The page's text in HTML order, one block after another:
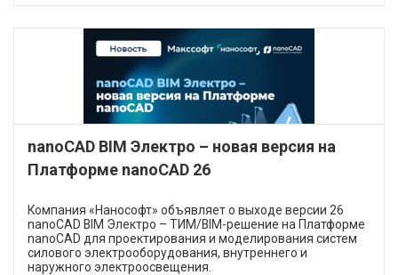
nanoCAD BIM Электро – новая версия на
Платформе nanoCAD 26
Компания «Нанософт» объявляет о выходе версии 26
nanoCAD BIM Электро – ТИМ/BIM-решение на Платформе
nanoCAD для проектирования и моделирования систем
силового электрооборудования, внутреннего и
наружного электроосвещения.